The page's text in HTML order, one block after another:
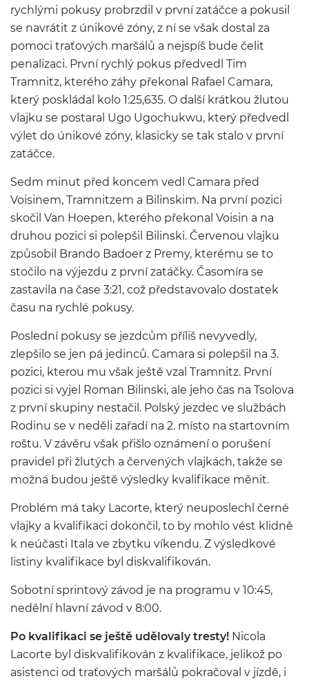
rychlými pokusy probrzdil v první zatáčce a pokusil
se navrátit z únikové zóny, z ní se však dostal za
pomoci traťových maršálů a nejspíš bude čelit
penalizaci. První rychlý pokus předvedl Tim
Tramnitz, kterého záhy překonal Rafael Camara,
který poskládal kolo 1:25,635. O další krátkou žlutou
vlajku se postaral Ugo Ugochukwu, který předvedl
výlet do únikové zóny, klasicky se tak stalo v první
zatáčce.
Sedm minut před koncem vedl Camara před
Voisinem, Tramnitzem a Bilinskim. Na první pozici
skočil Van Hoepen, kterého překonal Voisin a na
druhou pozici si polepšil Bilinski. Červenou vlajku
způsobil Brando Badoer z Premy, kterému se to
stočilo na výjezdu z první zatáčky. Časomíra se
zastavila na čase 3:21, což představovalo dostatek
času na rychlé pokusy.
Poslední pokusy se jezdcům příliš nevyvedly,
zlepšilo se jen pá jedinců. Camara si polepšil na 3.
pozici, kterou mu však ještě vzal Tramnitz. První
pozici si vyjel Roman Bilinski, ale jeho čas na Tsolova
z první skupiny nestačil. Polský jezdec ve službách
Rodinu se v neděli zařadí na 2. místo na startovním
roštu. V závěru však přišlo oznámení o porušení
pravidel při žlutých a červených vlajkách, takže se
možná budou ještě výsledky kvalifikace měnit.
Problém má taky Lacorte, který neuposlechl černé
vlajky a kvalifikaci dokončil, to by mohlo vést klidně
k neúčasti Itala ve zbytku víkendu. Z výsledkové
listiny kvalifikace byl diskvalifikován.
Sobotní sprintový závod je na programu v 10:45,
nedělní hlavní závod v 8:00.
Po kvalifikaci se ještě udělovaly tresty! Nicola
Lacorte byl diskvalifikován z kvalifikace, jelikož po
asistenci od traťových maršálů pokračoval v jízdě, i